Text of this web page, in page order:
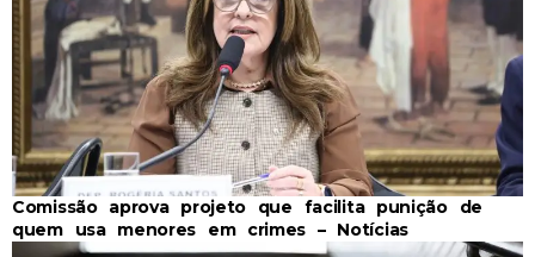
Comissão aprova projeto que facilita punição de
quem usa menores em crimes – Notícias